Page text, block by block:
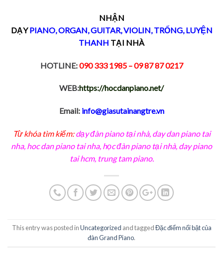
NHẬN
DẠYPIANO,ORGAN,GUITAR,VIOLIN, TRỐNG, LUYỆN
THANH TẠI NHÀ
HOTLINE:090 333 1985 – 09 87 87 0217
WEB:https://hocdanpiano.net/
Email: info@giasutainangtre.vn
Từ khóa tìm kiếm: dạy đàn piano tại nhà, day dan piano tai
nha, hoc dan piano tai nha, học đàn piano tại nhà, day piano
tai hcm, trung tam piano.
This entry was posted inUncategorized and taggedĐặc điểm nổi bật của
đàn Grand Piano.